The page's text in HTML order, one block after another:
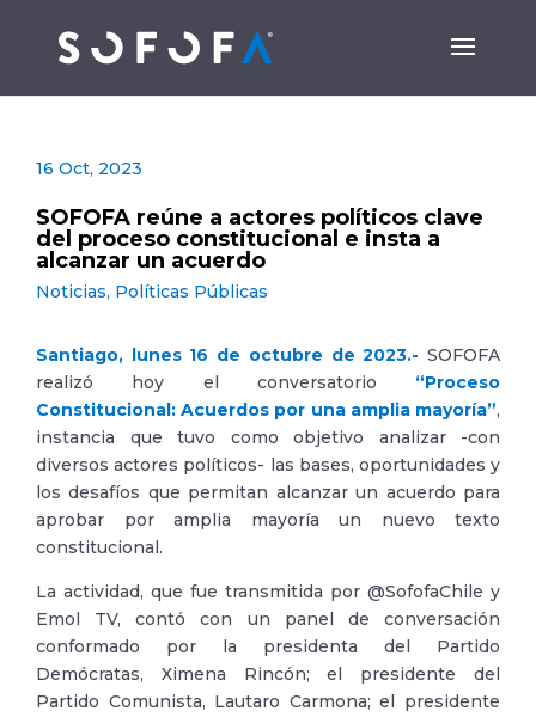
16 Oct, 2023
SOFOFA reúne a actores políticos clave
del proceso constitucional e insta a
alcanzar un acuerdo
Noticias, Políticas Públicas
Santiago, lunes 16 de octubre de 2023.- SOFOFA
realizó hoy el conversatorio “Proceso
Constitucional: Acuerdos por una amplia mayoría”,
instancia que tuvo como objetivo analizar -con
diversos actores políticos- las bases, oportunidades y
los desafíos que permitan alcanzar un acuerdo para
aprobar por amplia mayoría un nuevo texto
constitucional.
La actividad, que fue transmitida por @SofofaChile y
Emol TV, contó con un panel de conversación
conformado por la presidenta del Partido
Demócratas, Ximena Rincón; el presidente del
Partido Comunista, Lautaro Carmona; el presidente